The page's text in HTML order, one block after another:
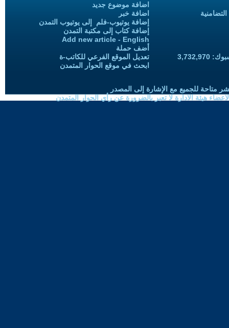
اضافة موضوع جديد
اضافة خبر
إضافة يوتيوب-فلم إلى يوتيوب التمدن
إضافة كتاب إلى مكتبة التمدن
Add new article - English
أضف حملة
تعديل الموقع الفرعي للكاتب-ة
ابحث في موقع الحوار المتمدن
متاحة للجميع مع الإشارة إلى المصدر
هيئة الادارة لا تعبر بالضرورة عن رأي الحوار المتمدن